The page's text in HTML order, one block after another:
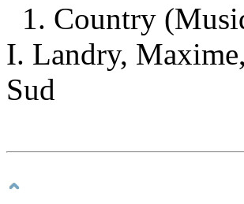
1. Country
I. Landry,
Sud